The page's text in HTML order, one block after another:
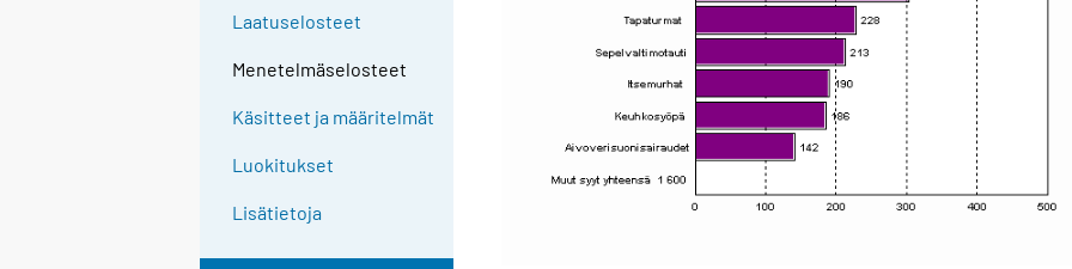
Laatuselosteet
Menetelmäselosteet
Käsitteet ja määritelmät
Luokitukset
Lisätietoja